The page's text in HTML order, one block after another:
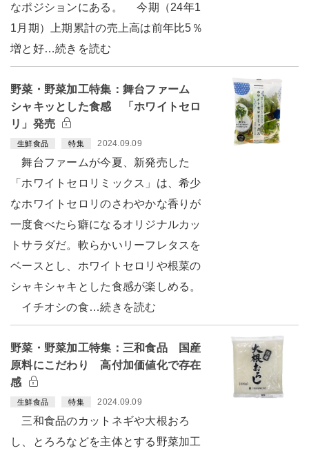
なポジションにある。 今期（24年1
1月期）上期累計の売上高は前年比5％
増と好…続きを読む
野菜・野菜加工特集：舞台ファーム
シャキッとした食感 「ホワイトセロ
リ」発売
生鮮食品 特集 2024.09.09
舞台ファームが今夏、新発売した
「ホワイトセロリミックス」は、希少
なホワイトセロリのさわやかな香りが
一度食べたら癖になるオリジナルカッ
トサラダだ。軟らかいリーフレタスを
ベースとし、ホワイトセロリや根菜の
シャキシャキとした食感が楽しめる。
イチオシの食…続きを読む
野菜・野菜加工特集：三和食品 国産
原料にこだわり 高付加価値化で存在
感
生鮮食品 特集 2024.09.09
三和食品のカットネギや大根おろ
し、とろろなどを主体とする野菜加工